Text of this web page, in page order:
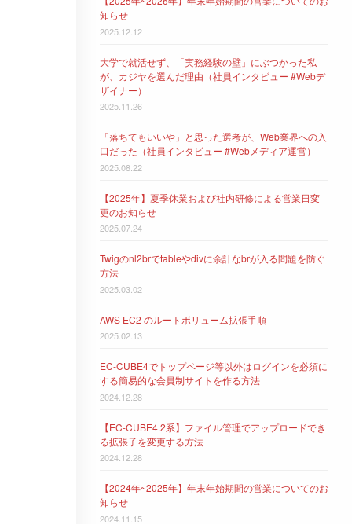
知らせ
2025.12.12
大学で就活せず、「実務経験の壁」にぶつかった私
が、カジヤを選んだ理由（社員インタビュー #Webデ
ザイナー）
2025.11.26
「落ちてもいいや」と思った選考が、Web業界への入
口だった（社員インタビュー #Webメディア運営）
2025.08.22
【2025年】夏季休業および社内研修による営業日変
更のお知らせ
2025.07.24
Twigのnl2brでtableやdivに余計なbrが入る問題を防ぐ
方法
2025.03.02
AWS EC2 のルートボリューム拡張手順
2025.02.13
EC-CUBE4でトップページ等以外はログインを必須に
する簡易的な会員制サイトを作る方法
2024.12.28
【EC-CUBE4.2系】ファイル管理でアップロードでき
る拡張子を変更する方法
2024.12.28
【2024年~2025年】年末年始期間の営業についてのお
知らせ
2024.11.15